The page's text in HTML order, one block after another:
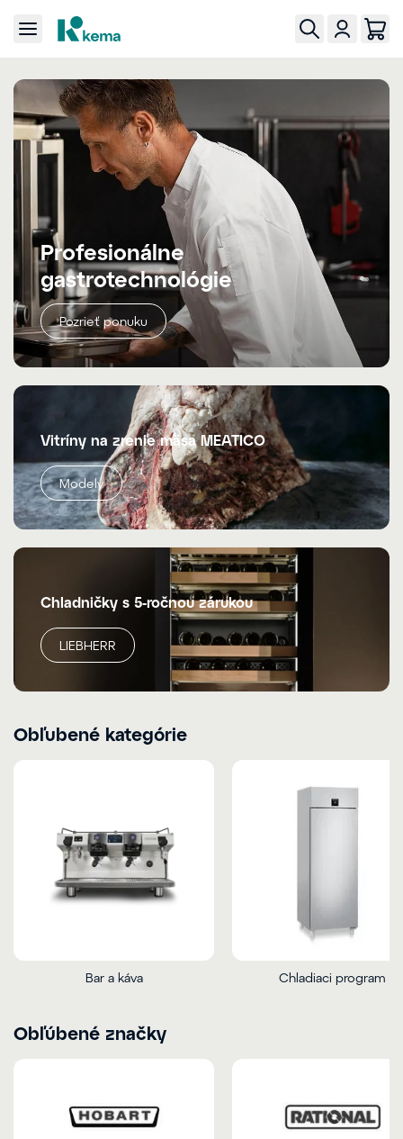
Profesionálne
gastrotechnológie
Pozrieť ponuku
Vitríny na zrenie mäsa MEATICO
Modely
Chladničky s 5-ročnou zárukou
LIEBHERR
Obľubené kategórie
Bar a káva Chladiaci program
Obľúbené značky